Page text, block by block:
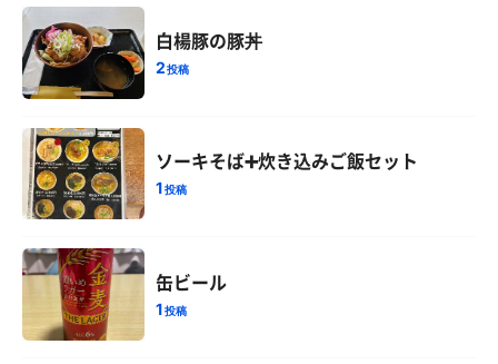
白楊豚の豚丼
2投稿
ソーキそば➕炊き込みご飯セット
1投稿
缶ビール
1投稿